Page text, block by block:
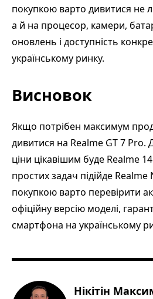
покупкою варто дивитися не
а й на процесор, камери,
оновлень і доступність
українському ринку.
Висновок
Якщо потрібен максимум
дивитися на Realme GT 7 Pro.
ціни цікавішим буде Realme
простих задач підійде
покупкою варто перевірити
офіційну версію моделі,
смартфона на українському
Нікітін